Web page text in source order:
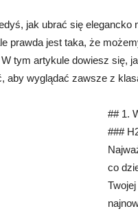
jak ubrać się
prawda jest taka, że
tym artykule dowiesz się,
aby wyglądać zawsze z
## 1.
###
co